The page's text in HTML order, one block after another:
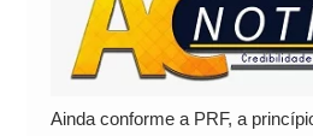
Ainda conforme a PRF, a